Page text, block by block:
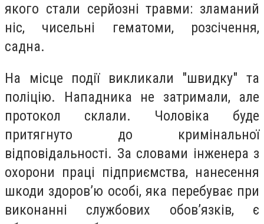
якого стали серйозні травми: зламаний
ніс, чисельні гематоми, розсічення,
садна.
На місце події викликали "швидку" та
поліцію. Нападника не затримали, але
протокол склали. Чоловіка буде
притягнуто до кримінальної
відповідальності. За словами інженера з
охорони праці підприємства, нанесення
шкоди здоров’ю особі, яка перебуває при
виконанні службових обов’язків, є